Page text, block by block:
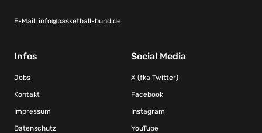
E-Mail: info@basketball-bund.de
Infos
Jobs
Kontakt
Impressum
Datenschutz
Social Media
X (fka Twitter)
Facebook
Instagram
YouTube